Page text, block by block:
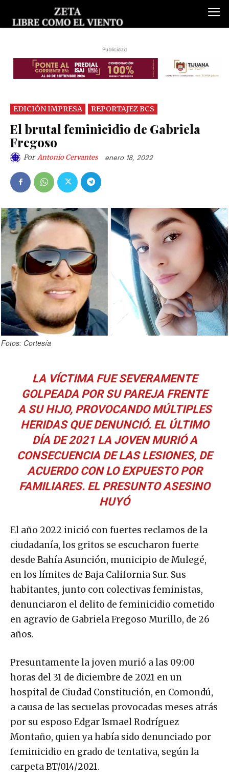
Publicidad
EDICIÓN IMPRESA REPORTAJEZ BCS
El brutal feminicidio de Gabriela
Fregoso
Por Antonio Cervantes enero 18, 2022
Fotos: Cortesía
LA VÍCTIMA FUE SEVERAMENTE
GOLPEADA POR SU PAREJA FRENTE
A SU HIJO, PROVOCANDO MÚLTIPLES
HERIDAS QUE DENUNCIÓ. EL ÚLTIMO
DÍA DE 2021 LA JOVEN MURIÓ A
CONSECUENCIA DE LAS LESIONES, DE
ACUERDO CON LO EXPUESTO POR
FAMILIARES. EL PRESUNTO ASESINO
HUYÓ
El año 2022 inició con fuertes reclamos de la
ciudadanía, los gritos se escucharon fuerte
desde Bahía Asunción, municipio de Mulegé,
en los límites de Baja California Sur. Sus
habitantes, junto con colectivas feministas,
denunciaron el delito de feminicidio cometido
en agravio de Gabriela Fregoso Murillo, de 26
años.
Presuntamente la joven murió a las 09:00
horas del 31 de diciembre de 2021 en un
hospital de Ciudad Constitución, en Comondú,
a causa de las secuelas provocadas meses atrás
por su esposo Edgar Ismael Rodríguez
Montaño, quien ya había sido denunciado por
feminicidio en grado de tentativa, según la
carpeta BT/014/2021.